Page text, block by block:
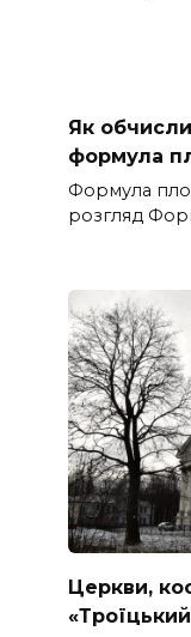
Як
формула
Формула
розгляд
Церкви,